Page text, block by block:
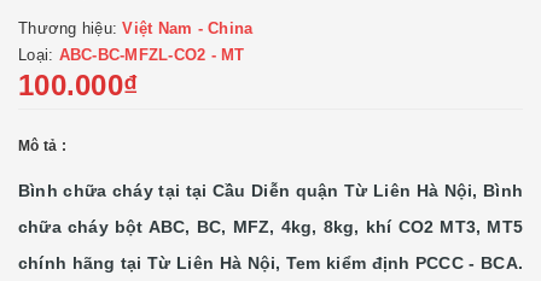
Thương hiệu:Việt Nam - China
Loại: ABC-BC-MFZL-CO2 - MT
100.000₫
Mô tả :
Bình chữa cháy tại tại Cầu Diễn quận Từ Liên Hà Nội, Bình
chữa cháy bột ABC, BC, MFZ, 4kg, 8kg, khí CO2 MT3, MT5
chính hãng tại Từ Liên Hà Nội, Tem kiểm định PCCC - BCA.